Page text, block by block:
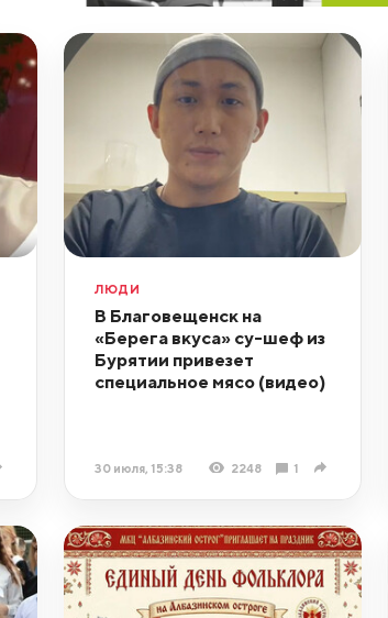
ЛЮДИ
В Благовещенск на
«Берега вкуса» су-шеф из
Бурятии привезет
специальное мясо (видео)
30 июля, 15:38 2248 1